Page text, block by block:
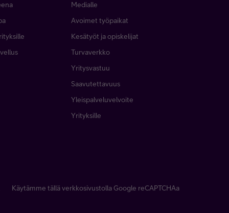
Medialle
Avoimet työpaikat
Kesätyöt ja opiskelijat
Turvaverkko
Yritysvastuu
Saavutettavuus
Yleispalveluvelvoite
Yrityksille
Käytämme tällä verkkosivustolla Google reCAPTCHAa